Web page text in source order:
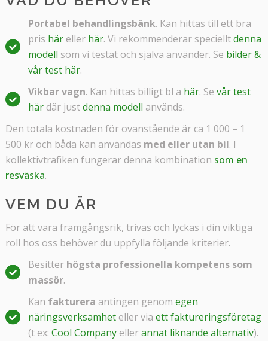
Portabel behandlingsbänk. Kan hittas till ett bra
pris häreller här. Vi rekommenderar specielltdenna
modell som vi testat och själva använder. Se bilder &
vår test här.
Vikbar vagn. Kan hittas billigt bl a här. Se vår test
härdär justdenna modell används.
Den totala kostnaden för ovanstående är ca 1 000 – 1
500 kr och båda kan användas med eller utan bil. I
kollektivtrafiken fungerar denna kombination som en
resväska.
VEM DU ÄR
För att vara framgångsrik, trivas och lyckas i din viktiga
roll hos oss behöver du uppfylla följande kriterier.
Besitter högsta professionella kompetens som
massör.
Kan fakturera antingen genom egen
näringsverksamhet eller via ett faktureringsföretag
(t ex: Cool Companyellerannat liknande alternativ).